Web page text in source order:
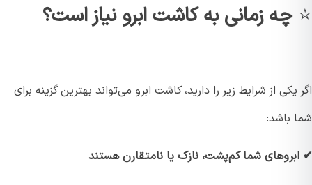
چه زمانی به کاشت ابرو نیاز است؟
از شرایط زیر را دارید، کاشت ابرو می‌تواند بهترین گزینه برای
باشد:
شما کم‌پشت، نازک یا نامتقارن هستند